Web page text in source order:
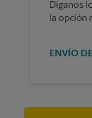
Díganos
la opción
ENVÍO